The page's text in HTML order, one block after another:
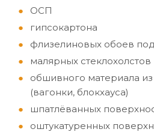
ОСП
гипсокартона
флизелиновых обоев
малярных стеклохолстов
обшивного материала
(вагонки, блокхауса)
шпатлёванных
оштукатуренных